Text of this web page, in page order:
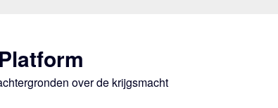
over de krijgsmacht